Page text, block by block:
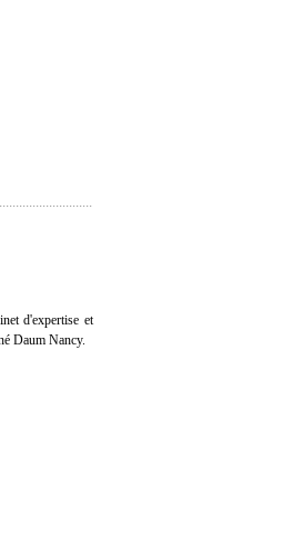
d'expertise et
Daum Nancy.